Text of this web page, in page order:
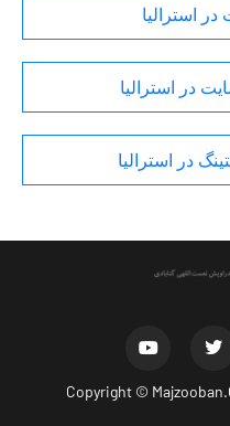
استرالیا
در استرالیا
در استرالیا
Copyright ©